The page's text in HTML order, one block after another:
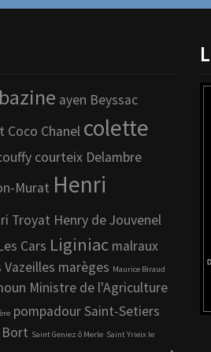
ayen Beyssac
Coco Chanel colette
courteix Delambre
Murat Henri
Troyat Henry de Jouvenel
Cars Liginiac malraux
Vazeilles marèges Maurice Biraud
Ministre de l'Agriculture
pompadourSaint-Setiers
Saint Geniez ô Merle Saint Yrieix le